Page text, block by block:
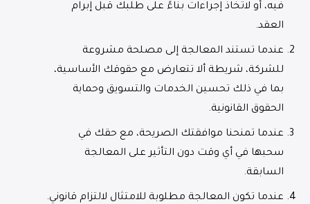
فيه، أو لاتخاذ إجراءات بناءً على طلبك قبل إبرام
العقد.
عندما تستند المعالجة إلى مصلحة مشروعة
للشركة، شريطة ألا تتعارض مع حقوقك الأساسية،
بما في ذلك تحسين الخدمات والتسويق وحماية
الحقوق القانونية.
عندما تمنحنا موافقتك الصريحة، مع حقك في
سحبها في أي وقت دون التأثير على المعالجة
السابقة.
عندما تكون المعالجة مطلوبة للامتثال لالتزام قانوني.